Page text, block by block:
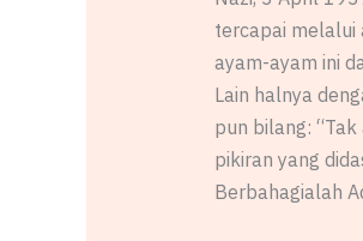
tercapai melalui
ayam-ayam ini
Lain halnya
pun bilang:
pikiran yang
Berbahagialah